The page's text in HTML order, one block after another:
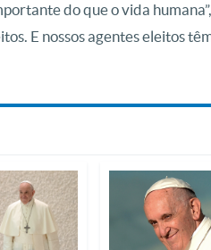
do que o vida
E nossos agentes eleitos